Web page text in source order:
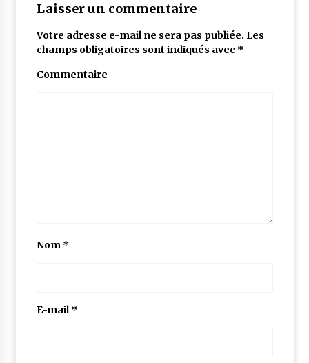
Laisser un commentaire
Votre adresse e-mail ne sera pas publiée. Les
champs obligatoires sont indiqués avec *
Commentaire
Nom *
E-mail*